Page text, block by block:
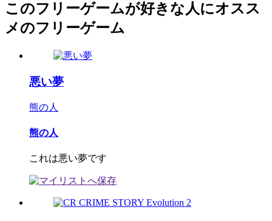
このフリーゲームが好きな人にオスス
メのフリーゲーム
悪い夢
熊の人
熊の人
これは悪い夢です